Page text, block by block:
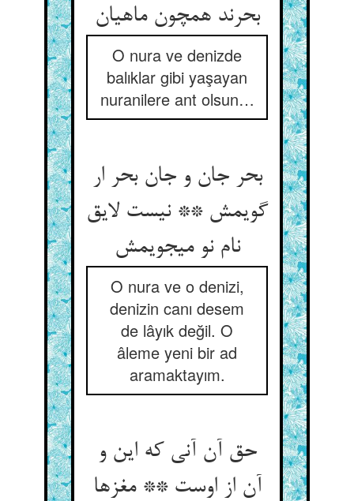
بحرند همچون ماهیان‏
O nura ve denizde
balıklar gibi yaşayan
nuranilere ant olsun…
بحر جان و جان بحر ار
گویمش ** نیست لایق
نام نو می‏جویمش‏
O nura ve o denizi,
denizin canı desem
de lâyık değil. O
âleme yeni bir ad
aramaktayım.
حق آن آنی که این و
آن از اوست ** مغزها